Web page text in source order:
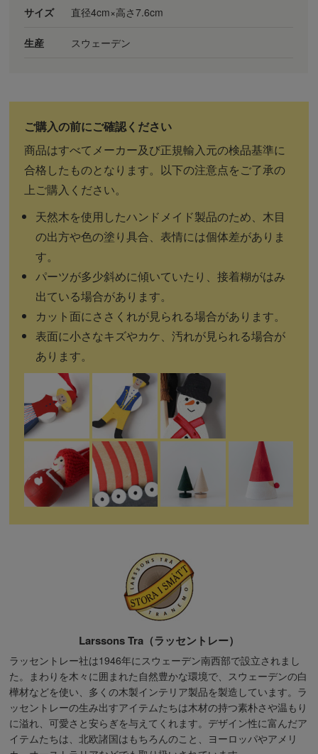
サイズ 直径4cm×高さ7.6cm
生産 スウェーデン
商品はすべてメーカー及び正規輸入元の検品基準に
合格したものとなります。以下の注意点をご了承の
上ご購入ください。
天然木を使用したハンドメイド製品のため、木目
の出方や色の塗り具合、表情には個体差がありま
す。
パーツが多少斜めに傾いていたり、接着糊がはみ
出ている場合があります。
カット面にささくれが見られる場合があります。
表面に小さなキズやカケ、汚れが見られる場合が
あります。
Larssons Tra（ラッセントレー）
ラッセントレー社は1946年にスウェーデン南西部で設立されまし
た。まわりを木々に囲まれた自然豊かな環境で、スウェーデンの白
樺材などを使い、多くの木製インテリア製品を製造しています。ラ
ッセントレーの生み出すアイテムたちは木材の持つ素朴さや温もり
に溢れ、可愛さと安らぎを与えてくれます。デザイン性に富んだア
イテムたちは、北欧諸国はもちろんのこと、ヨーロッパやアメリ